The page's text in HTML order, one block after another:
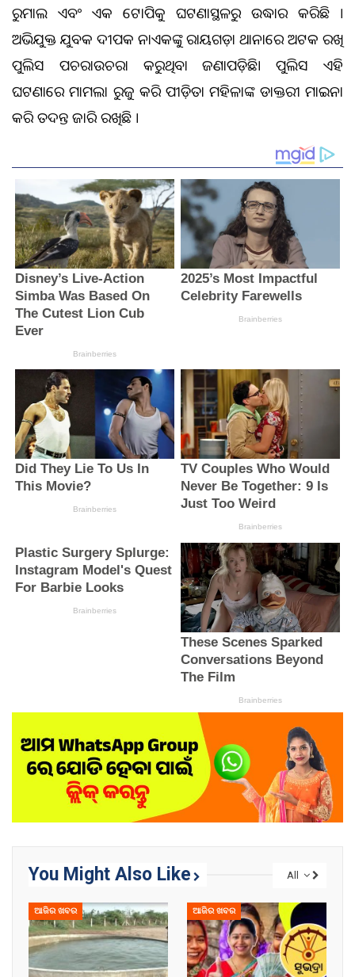
ରୁମାଲ ଏବଂ ଏକ ଟୋପିକୁ ଘଟଣାସ୍ଥଳରୁ ଉଦ୍ଧାର କରିଛି ।
ଅଭିଯୁକ୍ତ ଯୁବକ ଦୀପକ ନାଏକଙ୍କୁ ରାୟଗଡ଼ା ଥାନାରେ ଅଟକ ରଖି
ପୁଲିସ ପଚରାଉଚରା କରୁଥିବା ଜଣାପଡ଼ିଛି। ପୁଲିସ ଏହି
ଘଟଣାରେ ମାମଲା ରୁଜୁ କରି ପୀଡ଼ିତା ମହିଳାଙ୍କ ଡାକ୍ତରୀ ମାଇନା
କରି ତଦନ୍ତ ଜାରି ରଖିଛି ।
All
You Might Also Like
ଆଜିର ଖବର ଆଜିର ଖବର